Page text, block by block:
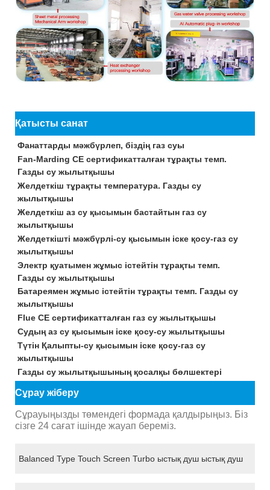
Қатысты санат
Фанаттарды мәжбүрлеп, біздің газ суы
Fan-Marding CE сертификатталған тұрақты темп.
Газды су жылытқышы
Желдеткіш тұрақты температура. Газды су
жылытқышы
Желдеткіш аз су қысымын бастайтын газ су
жылытқышы
Желдеткішті мәжбүрлі-су қысымын іске қосу-газ су
жылытқышы
Электр қуатымен жұмыс істейтін тұрақты темп.
Газды су жылытқышы
Батареямен жұмыс істейтін тұрақты темп. Газды су
жылытқышы
Flue CE сертификатталған газ су жылытқышы
Судың аз су қысымын іске қосу-су жылытқышы
Түтін Қалыпты-су қысымын іске қосу-газ су
жылытқышы
Газды су жылытқышының қосалқы бөлшектері
Сұрау жіберу
Сұрауыңызды төмендегі формада қалдырыңыз. Біз
сізге 24 сағат ішінде жауап береміз.